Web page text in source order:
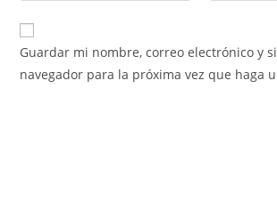
Guardar mi nombre, correo electrónico y
navegador para la próxima vez que haga